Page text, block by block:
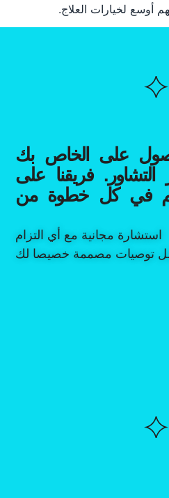
أوسع لخيارات العلاج.
على الخاص بك
التشاور. فريقنا على
لكم في كل خطوة من
استشارة مجانية مع أي التزام
توصيات مصممة خصيصا لك